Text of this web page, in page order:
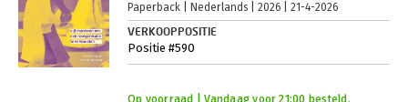
Paperback Nederlands 2026 21-4-2026
VERKOOPPOSITIE
Positie #590
Op voorraad | Vandaag voor 21:00 besteld,